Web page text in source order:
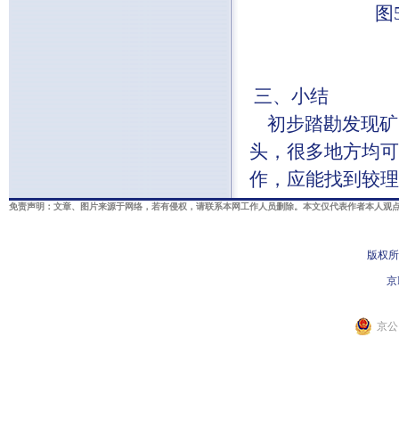
三、小结
初步踏勘发现
头，很多地方均
作，应能找到较
免责声明：文章、图片来源于网络，若有侵权，请联系本网工作人员删除。本文仅代表作者本人
版权
京
京公